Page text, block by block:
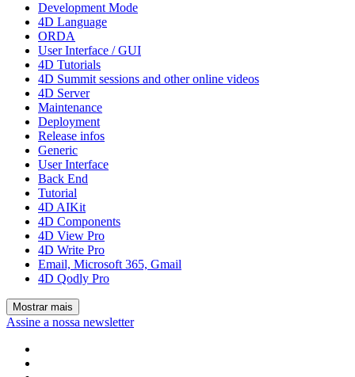
Development Mode
4D Language
ORDA
User Interface / GUI
4D Tutorials
4D Summit sessions and other online videos
4D Server
Maintenance
Deployment
Release infos
Generic
User Interface
Back End
Tutorial
4D AIKit
4D Components
4D View Pro
4D Write Pro
Email, Microsoft 365, Gmail
4D Qodly Pro
Mostrar mais
Assine a nossa newsletter